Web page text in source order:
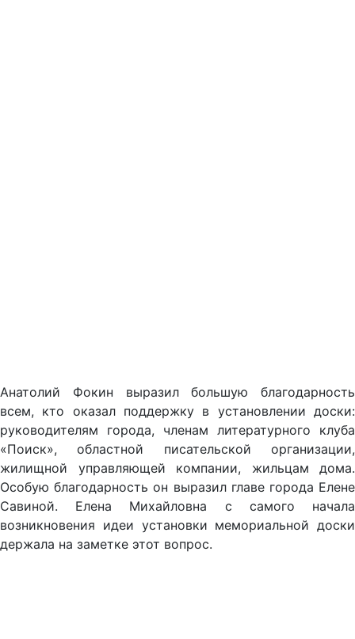
Анатолий Фокин выразил большую благодарность
всем, кто оказал поддержку в установлении доски:
руководителям города, членам литературного клуба
«Поиск», областной писательской организации,
жилищной управляющей компании, жильцам дома.
Особую благодарность он выразил главе города Елене
Савиной. Елена Михайловна с самого начала
возникновения идеи установки мемориальной доски
держала на заметке этот вопрос.